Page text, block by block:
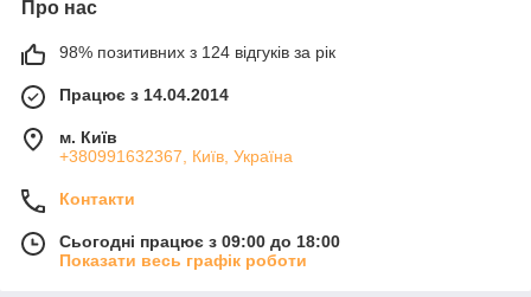
Про нас
98% позитивних з 124 відгуків за рік
Працює з 14.04.2014
м. Київ
+380991632367, Київ, Україна
Контакти
Сьогодні працює з 09:00 до 18:00
Показати весь графік роботи